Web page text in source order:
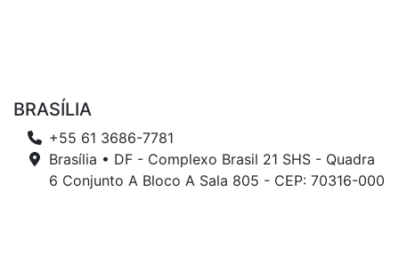
BRASÍLIA
+55 61 3686-7781
Brasília • DF - Complexo Brasil 21 SHS - Quadra
6 Conjunto A Bloco A Sala 805 - CEP: 70316-000